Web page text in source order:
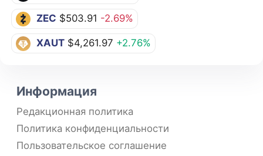
ZEC $503.91 -2.69%
XAUT $4,261.97 +2.76%
Информация
Редакционная политика
Политика конфиденциальности
Пользовательское соглашение